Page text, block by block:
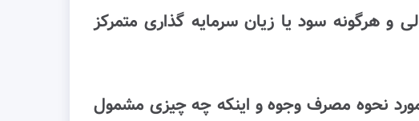
و هرگونه سود یا زیان سرمایه گذاری متمرکز
نحوه مصرف وجوه و اینکه چه چیزی مشمول